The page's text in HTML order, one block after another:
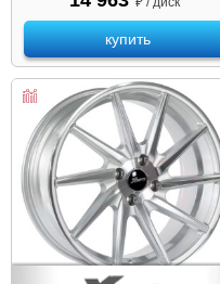
купить